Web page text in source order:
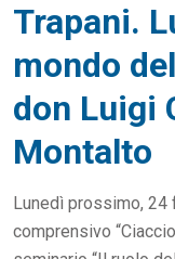
Trapani.
mondo
don Luigi
Montalto
Lunedì prossimo, 24
comprensivo